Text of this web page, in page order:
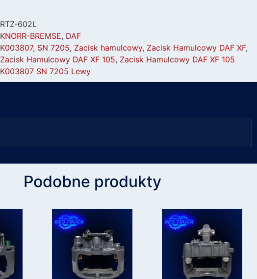
RTZ-602L
KNORR-BREMSE, DAF
K003807, SN 7205, Zacisk hamulcowy, Zacisk Hamulcowy DAF XF,
Zacisk Hamulcowy DAF XF 105, Zacisk Hamulcowy DAF XF 105
K003807 SN 7205 Lewy
Podobne produkty